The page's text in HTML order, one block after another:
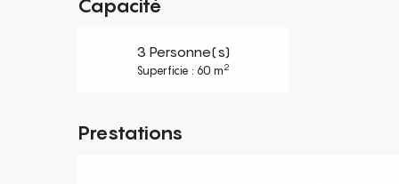
Capacité
3 Personne(s)
Superficie : 60 m2
Prestations